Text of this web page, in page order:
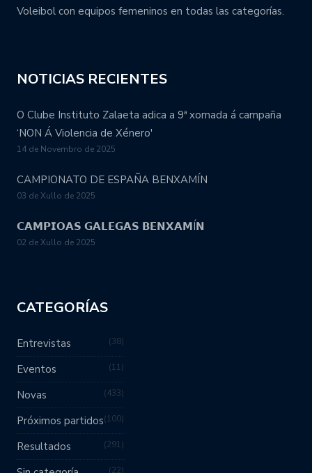
Voleibol con equipos femeninos en todas las categorías.
NOTICIAS RECIENTES
O Clube Instituto Zalaeta adica a 9ª xornada á campaña
‘NON Á Violencia de Xénero'
14 de Novembro de 2025
CAMPIONATO DE ESPAÑA BENXAMÍN
03 de Xullo de 2025
𝗖𝗔𝗠𝗣𝗜𝗢𝗔𝗦 𝗚𝗔𝗟𝗘𝗚𝗔𝗦 𝗕𝗘𝗡𝗫𝗔𝗠Í𝗡
02 de Xullo de 2025
CATEGORÍAS
Entrevistas 38
Eventos 11
Novas 433
Próximos partidos 100
Resultados 291
22